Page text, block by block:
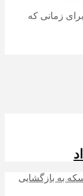
زمانی که